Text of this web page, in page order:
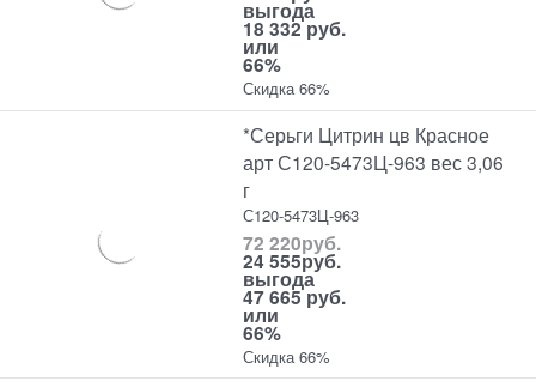
выгода
18 332 руб.
или
66%
Скидка 66%
*Серьги Цитрин цв Красное
арт С120-5473Ц-963 вес 3,06
г
С120-5473Ц-963
72 220руб.
24 555руб.
выгода
47 665 руб.
или
66%
Скидка 66%